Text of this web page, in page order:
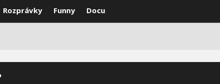
Rozprávky Funny Docu